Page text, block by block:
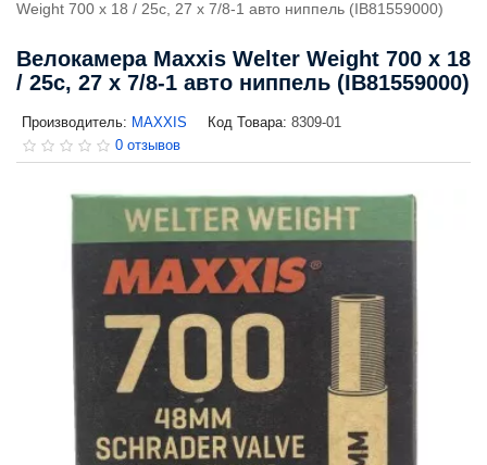
Weight 700 x 18 / 25c, 27 x 7/8-1 авто ниппель (IB81559000)
Велокамера Maxxis Welter Weight 700 x 18
/ 25c, 27 x 7/8-1 авто ниппель (IB81559000)
Производитель: MAXXIS Код Товара: 8309-01
0 отзывов